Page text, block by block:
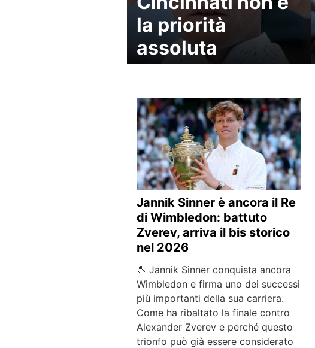
la priorità
assoluta
Jannik Sinner è ancora il Re
di Wimbledon: battuto
Zverev, arriva il bis storico
nel 2026
🎾 Jannik Sinner conquista ancora
Wimbledon e firma uno dei successi
più importanti della sua carriera.
Come ha ribaltato la finale contro
Alexander Zverev e perché questo
trionfo può già essere considerato